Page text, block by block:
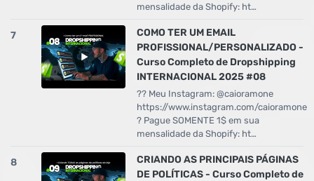
mensalidade da Shopify: ht…
7
COMO TER UM EMAIL
PROFISSIONAL/PERSONALIZADO -
Curso Completo de Dropshipping
INTERNACIONAL 2025 #08
?? Meu Instagram: @caioramone
https://www.instagram.com/caioramone
? Pague SOMENTE 1$ em sua
mensalidade da Shopify: ht…
8
CRIANDO AS PRINCIPAIS PÁGINAS
DE POLÍTICAS - Curso Completo de